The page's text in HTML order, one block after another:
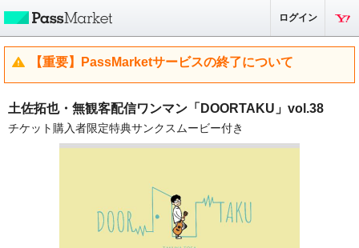
ログイン
【重要】PassMarketサービスの終了について
土佐拓也・無観客配信ワンマン「DOORTAKU」vol.38
チケット購入者限定特典サンクスムービー付き